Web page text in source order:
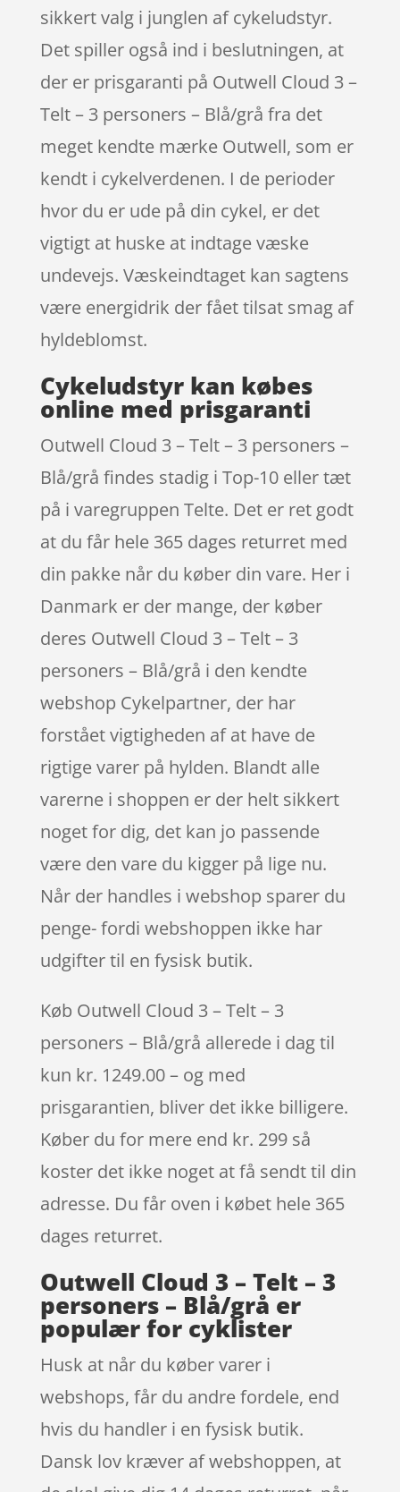
sikkert valg i junglen af cykeludstyr.
Det spiller også ind i beslutningen, at
der er prisgaranti på Outwell Cloud 3 –
Telt – 3 personers – Blå/grå fra det
meget kendte mærke Outwell, som er
kendt i cykelverdenen. I de perioder
hvor du er ude på din cykel, er det
vigtigt at huske at indtage væske
undevejs. Væskeindtaget kan sagtens
være energidrik der fået tilsat smag af
hyldeblomst.
Cykeludstyr kan købes
online med prisgaranti
Outwell Cloud 3 – Telt – 3 personers –
Blå/grå findes stadig i Top-10 eller tæt
på i varegruppen Telte. Det er ret godt
at du får hele 365 dages returret med
din pakke når du køber din vare. Her i
Danmark er der mange, der køber
deres Outwell Cloud 3 – Telt – 3
personers – Blå/grå i den kendte
webshop Cykelpartner, der har
forstået vigtigheden af at have de
rigtige varer på hylden. Blandt alle
varerne i shoppen er der helt sikkert
noget for dig, det kan jo passende
være den vare du kigger på lige nu.
Når der handles i webshop sparer du
penge- fordi webshoppen ikke har
udgifter til en fysisk butik.
Køb Outwell Cloud 3 – Telt – 3
personers – Blå/grå allerede i dag til
kun kr. 1249.00 – og med
prisgarantien, bliver det ikke billigere.
Køber du for mere end kr. 299 så
koster det ikke noget at få sendt til din
adresse. Du får oven i købet hele 365
dages returret.
Outwell Cloud 3 – Telt – 3
personers – Blå/grå er
populær for cyklister
Husk at når du køber varer i
webshops, får du andre fordele, end
hvis du handler i en fysisk butik.
Dansk lov kræver af webshoppen, at